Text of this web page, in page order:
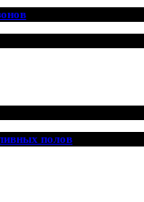
полов